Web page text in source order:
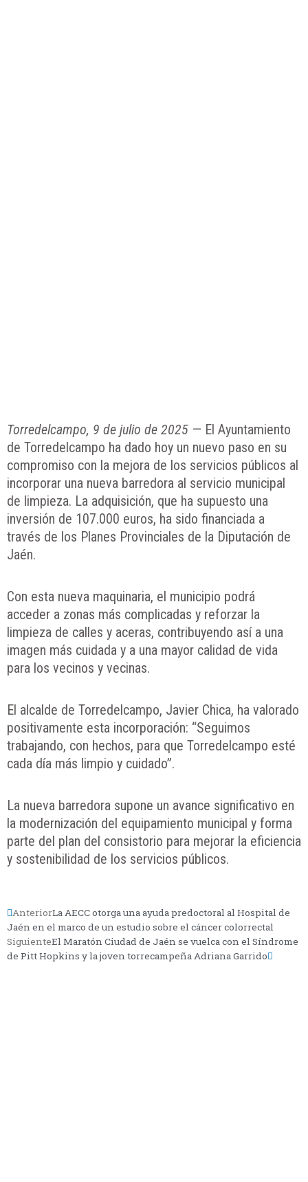
Torredelcampo, 9 de julio de 2025 — El Ayuntamiento
de Torredelcampo ha dado hoy un nuevo paso en su
compromiso con la mejora de los servicios públicos al
incorporar una nueva barredora al servicio municipal
de limpieza. La adquisición, que ha supuesto una
inversión de 107.000 euros, ha sido financiada a
través de los Planes Provinciales de la Diputación de
Jaén.
Con esta nueva maquinaria, el municipio podrá
acceder a zonas más complicadas y reforzar la
limpieza de calles y aceras, contribuyendo así a una
imagen más cuidada y a una mayor calidad de vida
para los vecinos y vecinas.
El alcalde de Torredelcampo, Javier Chica, ha valorado
positivamente esta incorporación: “Seguimos
trabajando, con hechos, para que Torredelcampo esté
cada día más limpio y cuidado”.
La nueva barredora supone un avance significativo en
la modernización del equipamiento municipal y forma
parte del plan del consistorio para mejorar la eficiencia
y sostenibilidad de los servicios públicos.
AnteriorLa AECC otorga una ayuda predoctoral al Hospital de
Jaén en el marco de un estudio sobre el cáncer colorrectal
SiguienteEl Maratón Ciudad de Jaén se vuelca con el Síndrome
de Pitt Hopkins y la joven torrecampeña Adriana Garrido